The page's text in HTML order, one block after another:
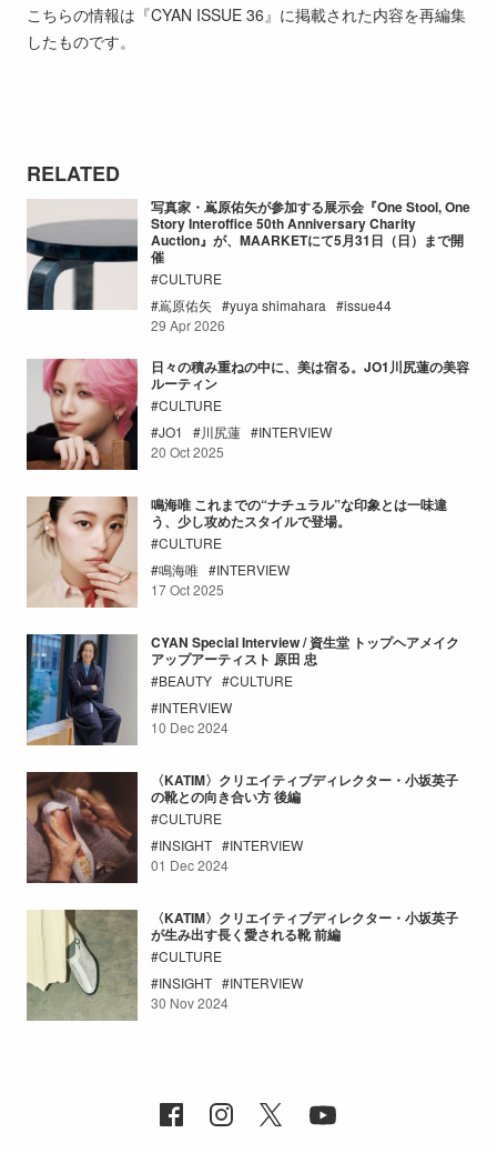
こちらの情報は『CYAN ISSUE 36』に掲載された内容を再編集
したものです。
RELATED
写真家・嶌原佑矢が参加する展示会『One Stool, One
Story Interoffice 50th Anniversary Charity
Auction』が、MAARKETにて5月31日（日）まで開
催
CULTURE
嶌原佑矢
yuya shimahara
issue44
29 Apr 2026
日々の積み重ねの中に、美は宿る。JO1川尻蓮の美容
ルーティン
CULTURE
JO1
川尻蓮
INTERVIEW
20 Oct 2025
鳴海唯 これまでの“ナチュラル”な印象とは一味違
う、少し攻めたスタイルで登場。
CULTURE
鳴海唯
INTERVIEW
17 Oct 2025
CYAN Special Interview / 資生堂 トップヘアメイク
アップアーティスト 原田 忠
BEAUTY
CULTURE
INTERVIEW
10 Dec 2024
〈KATIM〉クリエイティブディレクター・小坂英子
の靴との向き合い方 後編
CULTURE
INSIGHT
INTERVIEW
01 Dec 2024
〈KATIM〉クリエイティブディレクター・小坂英子
が生み出す長く愛される靴 前編
CULTURE
INSIGHT
INTERVIEW
30 Nov 2024